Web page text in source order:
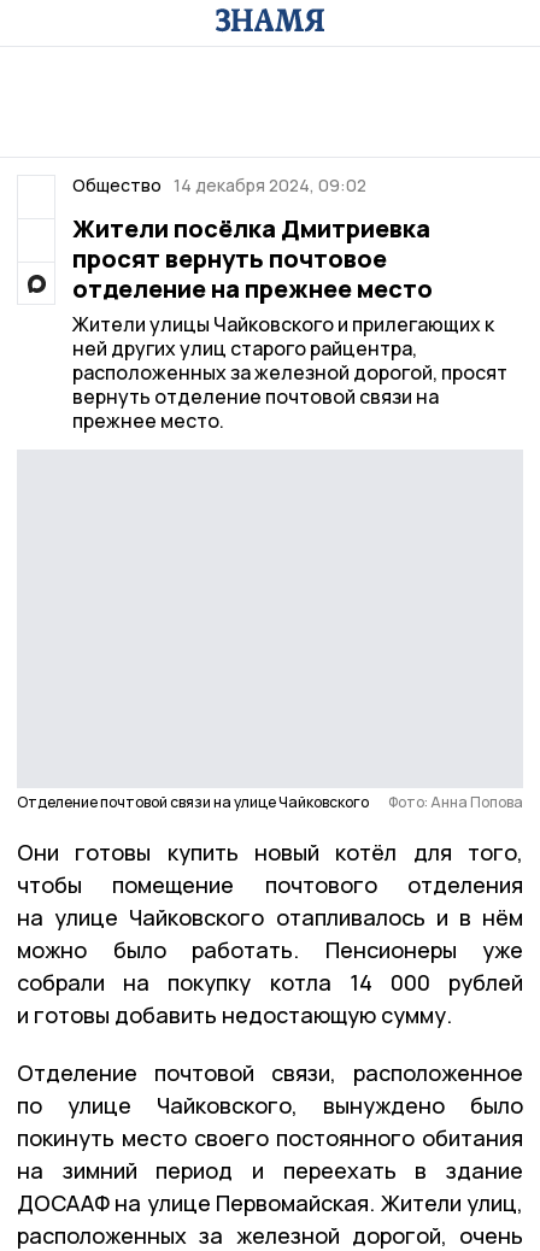
Общество 14 декабря 2024, 09:02
Жители посёлка Дмитриевка
просят вернуть почтовое
отделение на прежнее место
Жители улицы Чайковского и прилегающих к
ней других улиц старого райцентра,
расположенных за железной дорогой, просят
вернуть отделение почтовой связи на
прежнее место.
Отделение почтовой связи на улице Чайковского Фото: Анна Попова
Они готовы купить новый котёл для того,
чтобы помещение почтового отделения
на улице Чайковского отапливалось и в нём
можно было работать. Пенсионеры уже
собрали на покупку котла 14 000 рублей
и готовы добавить недостающую сумму.
Отделение почтовой связи, расположенное
по улице Чайковского, вынуждено было
покинуть место своего постоянного обитания
на зимний период и переехать в здание
ДОСААФ на улице Первомайская. Жители улиц,
расположенных за железной дорогой, очень